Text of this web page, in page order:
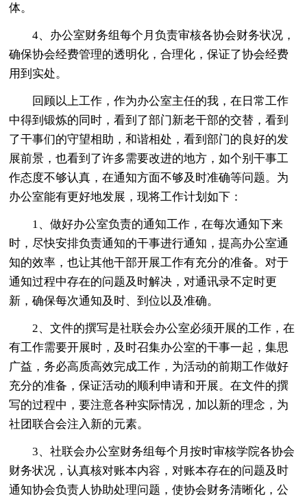
体。
4、办公室财务组每个月负责审核各协会财务状况，
确保协会经费管理的透明化，合理化，保证了协会经费
用到实处。
回顾以上工作，作为办公室主任的我，在日常工作
中得到锻炼的同时，看到了部门新老干部的交替，看到
了干事们的守望相助，和谐相处，看到部门的良好的发
展前景，也看到了许多需要改进的地方，如个别干事工
作态度不够认真，在通知方面不够及时准确等问题。为
办公室能有更好地发展，现将工作计划如下：
1、做好办公室负责的通知工作，在每次通知下来
时，尽快安排负责通知的干事进行通知，提高办公室通
知的效率，也让其他干部开展工作有充分的准备。对于
通知过程中存在的问题及时解决，对通讯录不定时更
新，确保每次通知及时、到位以及准确。
2、文件的撰写是社联会办公室必须开展的工作，在
有工作需要开展时，及时召集办公室的干事一起，集思
广益，务必高质高效完成工作，为活动的前期工作做好
充分的准备，保证活动的顺利申请和开展。在文件的撰
写的过程中，要注意各种实际情况，加以新的理念，为
社团联合会注入新的元素。
3、社联会办公室财务组每个月按时审核学院各协会
财务状况，认真核对账本内容，对账本存在的问题及时
通知协会负责人协助处理问题，使协会财务清晰化，公